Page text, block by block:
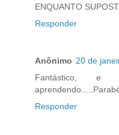
ENQUANTO
Responder
Anônimo 20 de
Fantástico, e
Responder